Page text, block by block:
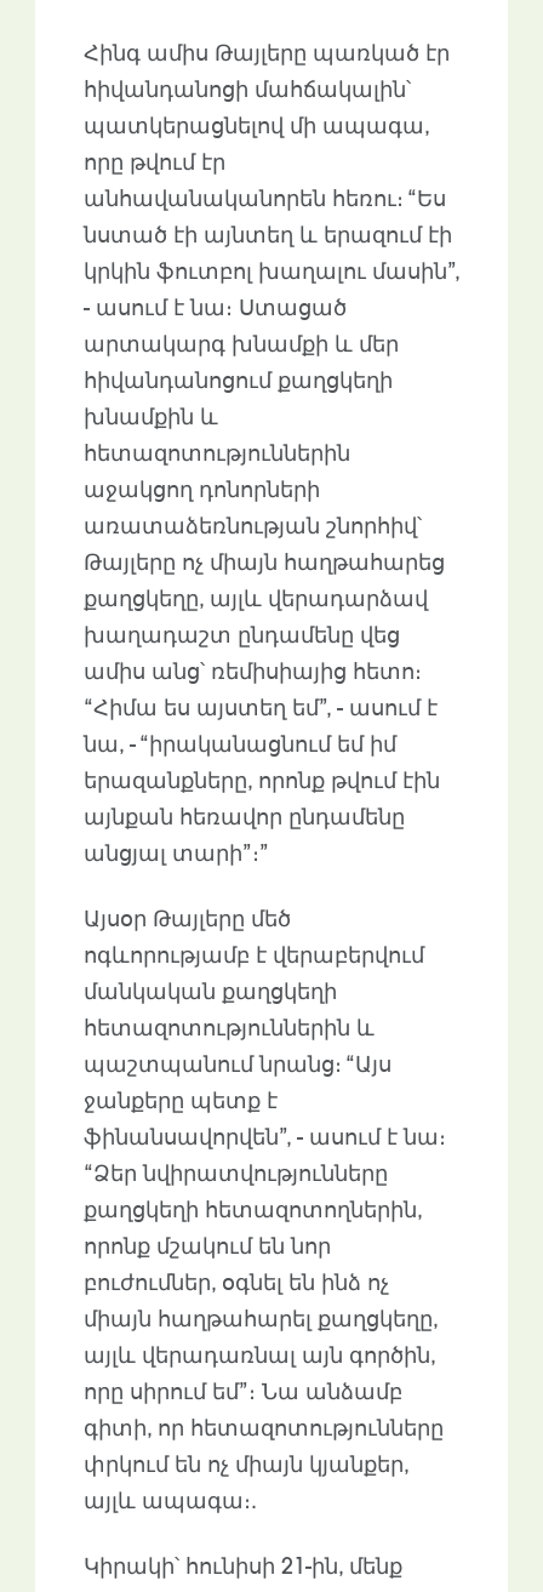
Հինգ ամիս Թայլերը պառկած էր
հիվանդանոցի մահճակալին՝
պատկերացնելով մի ապագա,
որը թվում էր
անհավանականորեն հեռու։ “Ես
նստած էի այնտեղ և երազում էի
կրկին ֆուտբոլ խաղալու մասին”,
- ասում է նա։ Ստացած
արտակարգ խնամքի և մեր
հիվանդանոցում քաղցկեղի
խնամքին և
հետազոտություններին
աջակցող դոնորների
առատաձեռնության շնորհիվ՝
Թայլերը ոչ միայն հաղթահարեց
քաղցկեղը, այլև վերադարձավ
խաղադաշտ ընդամենը վեց
ամիս անց՝ ռեմիսիայից հետո։
“Հիմա ես այստեղ եմ”, - ասում է
նա, - “իրականացնում եմ իմ
երազանքները, որոնք թվում էին
այնքան հեռավոր ընդամենը
անցյալ տարի”։”
Այսօր Թայլերը մեծ
ոգևորությամբ է վերաբերվում
մանկական քաղցկեղի
հետազոտություններին և
պաշտպանում նրանց։ “Այս
ջանքերը պետք է
ֆինանսավորվեն”, - ասում է նա։
“Ձեր նվիրատվությունները
քաղցկեղի հետազոտողներին,
որոնք մշակում են նոր
բուժումներ, օգնել են ինձ ոչ
միայն հաղթահարել քաղցկեղը,
այլև վերադառնալ այն գործին,
որը սիրում եմ”։ Նա անձամբ
գիտի, որ հետազոտությունները
փրկում են ոչ միայն կյանքեր,
այլև ապագա։.
Կիրակի՝ հունիսի 21-ին, մենք